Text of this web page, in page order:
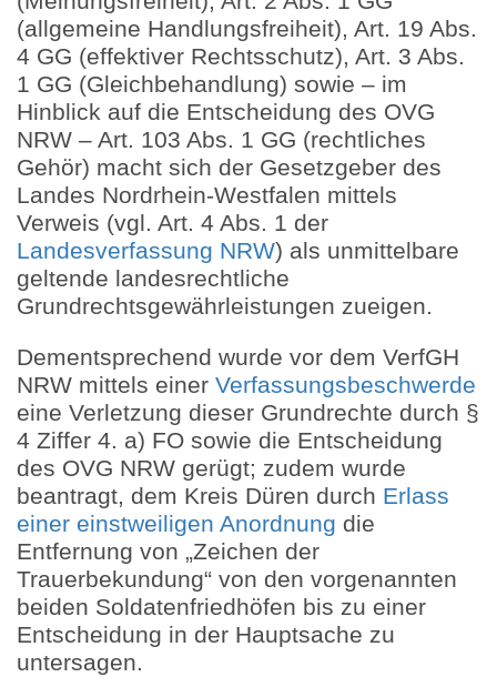
(allgemeine Handlungsfreiheit), Art. 19 Abs.
4 GG (effektiver Rechtsschutz), Art. 3 Abs.
1 GG (Gleichbehandlung) sowie – im
Hinblick auf die Entscheidung des OVG
NRW – Art. 103 Abs. 1 GG (rechtliches
Gehör) macht sich der Gesetzgeber des
Landes Nordrhein-Westfalen mittels
Verweis (vgl. Art. 4 Abs. 1 der
Landesverfassung NRW) als unmittelbare
geltende landesrechtliche
Grundrechtsgewährleistungen zueigen.
Dementsprechend wurde vor dem VerfGH
NRW mittels einer Verfassungsbeschwerde
eine Verletzung dieser Grundrechte durch §
4 Ziffer 4. a) FO sowie die Entscheidung
des OVG NRW gerügt; zudem wurde
beantragt, dem Kreis Düren durch Erlass
einer einstweiligen Anordnung die
Entfernung von „Zeichen der
Trauerbekundung“ von den vorgenannten
beiden Soldatenfriedhöfen bis zu einer
Entscheidung in der Hauptsache zu
untersagen.